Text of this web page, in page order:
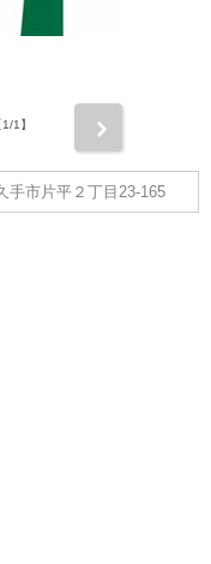
1/1】
手市片平２丁目23-165